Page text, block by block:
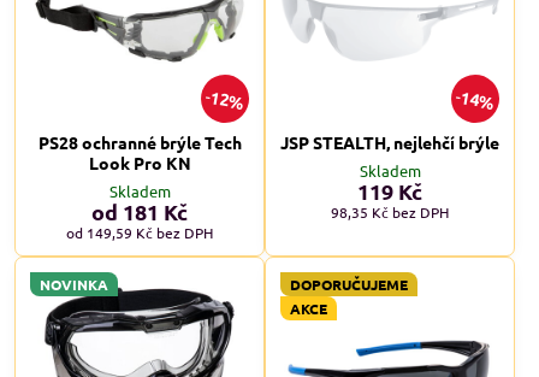
12%
PS28 ochranné brýle Tech
Look Pro KN
Skladem
od 181 Kč
od 149,59 Kč bez DPH
14%
JSP STEALTH, nejlehčí brýle
Skladem
119 Kč
98,35 Kč bez DPH
NOVINKA
DOPORUČUJEME
AKCE